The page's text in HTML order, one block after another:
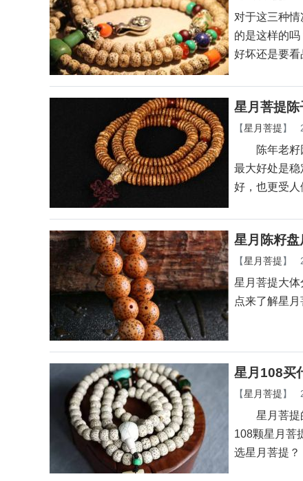
对于这三种
的是这样的
好坏还是要看
星月菩提
【星月菩提】
陈年老籽因
最大好处是
好，也更受人
星月陈籽
【星月菩提】
星月菩提大
点来了解星
星月108买
【星月菩提】
星月菩提的
108颗星月菩
选星月菩提？